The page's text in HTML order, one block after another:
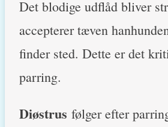
Det blodige udflåd bliver
accepterer tæven
finder sted. Dette er det
parring.
Diøstrus følger efter